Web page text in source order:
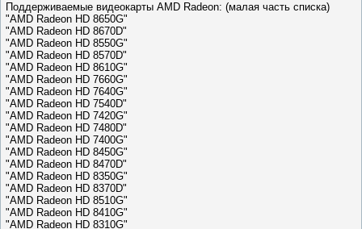
Поддерживаемые видеокарты AMD Radeon: (малая часть списка)
"AMD Radeon HD 8650G"
"AMD Radeon HD 8670D"
"AMD Radeon HD 8550G"
"AMD Radeon HD 8570D"
"AMD Radeon HD 8610G"
"AMD Radeon HD 7660G"
"AMD Radeon HD 7640G"
"AMD Radeon HD 7540D"
"AMD Radeon HD 7420G"
"AMD Radeon HD 7480D"
"AMD Radeon HD 7400G"
"AMD Radeon HD 8450G"
"AMD Radeon HD 8470D"
"AMD Radeon HD 8350G"
"AMD Radeon HD 8370D"
"AMD Radeon HD 8510G"
"AMD Radeon HD 8410G"
"AMD Radeon HD 8310G"